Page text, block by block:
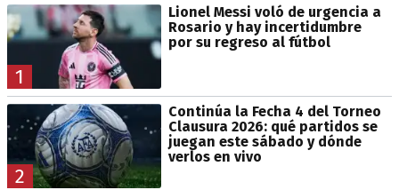
1
Lionel Messi voló de urgencia a
Rosario y hay incertidumbre
por su regreso al fútbol
2
Continúa la Fecha 4 del Torneo
Clausura 2026: qué partidos se
juegan este sábado y dónde
verlos en vivo